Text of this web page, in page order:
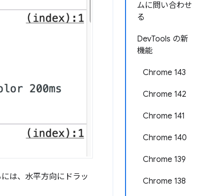
ムに問い合わせ
る
DevTools の新
機能
Chrome 143
Chrome 142
Chrome 141
Chrome 140
Chrome 139
Chrome 138
は、水平方向にドラッ